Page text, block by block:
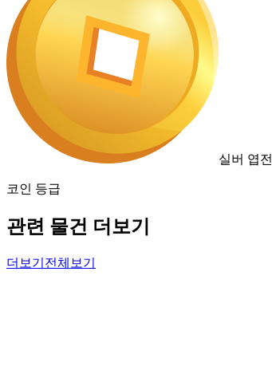
실버 엽전
코인 등급
관련 물건 더보기
더보기 전체보기